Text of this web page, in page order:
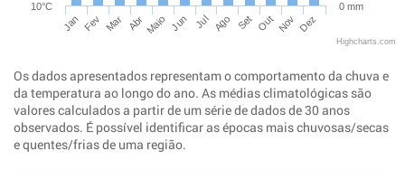
Jan Fev Mar Abr Maio Jun Jul Ago Set Out Nov Dez
10°C 0 mm
Highcharts.com
Os dados apresentados representam o comportamento da chuva e
da temperatura ao longo do ano. As médias climatológicas são
valores calculados a partir de um série de dados de 30 anos
observados. É possível identificar as épocas mais chuvosas/secas
e quentes/frias de uma região.